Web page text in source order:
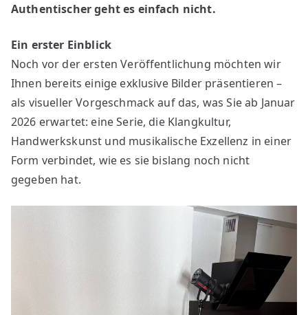
Authentischer geht es einfach nicht.
Ein erster Einblick
Noch vor der ersten Veröffentlichung möchten wir
Ihnen bereits einige exklusive Bilder präsentieren –
als visueller Vorgeschmack auf das, was Sie ab Januar
2026 erwartet: eine Serie, die Klangkultur,
Handwerkskunst und musikalische Exzellenz in einer
Form verbindet, wie es sie bislang noch nicht
gegeben hat.